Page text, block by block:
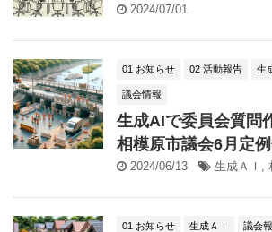
2024/07/01
01 お知らせ 02 活動報告 生
議会情報
生成AIで委員会質問
相模原市議会6月定
2024/06/13 生成ＡＩ ,
01 お知らせ 生成ＡＩ 議会